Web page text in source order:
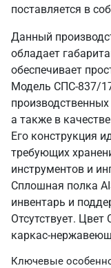
поставляется в
Данный
обладает
обеспечивает
Модель СПС-837/
а также в
Его конструкция
требующих
инструментов и
Сплошная полка
инвентарь и
Отсутствует.
каркас-
Ключевые